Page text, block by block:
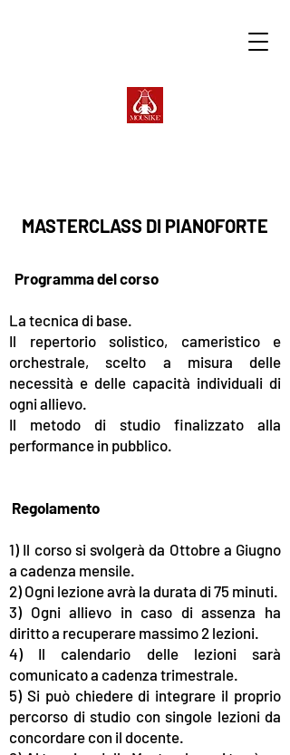
MASTERCLASS DI PIANOFORTE
Programma del corso
La tecnica di base.
Il repertorio solistico, cameristico e
orchestrale, scelto a misura delle
necessità e delle capacità individuali di
ogni allievo.
Il metodo di studio finalizzato alla
performance in pubblico.
Regolamento
1) Il corso si svolgerà da Ottobre a Giugno
a cadenza mensile.
2) Ogni lezione avrà la durata di 75 minuti.
3) Ogni allievo in caso di assenza ha
diritto a recuperare massimo 2 lezioni.
4) Il calendario delle lezioni sarà
comunicato a cadenza trimestrale.
5) Si può chiedere di integrare il proprio
percorso di studio con singole lezioni da
concordare con il docente.